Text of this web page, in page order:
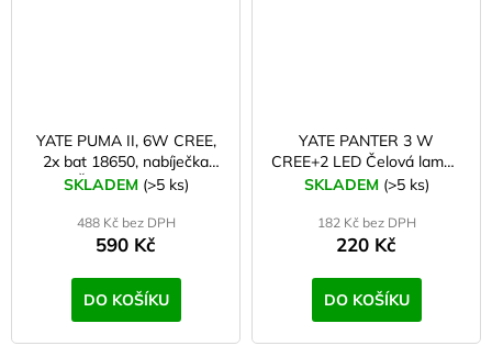
YATE PUMA II, 6W CREE,
2x bat 18650, nabíječka
Čelová svítilna
SKLADEM (>5 ks)
488 Kč bez DPH
590 Kč
DO KOŠÍKU
YATE PANTER 3 W
CREE+2 LED Čelová lampa
žlutá
SKLADEM (>5 ks)
182 Kč bez DPH
220 Kč
DO KOŠÍKU